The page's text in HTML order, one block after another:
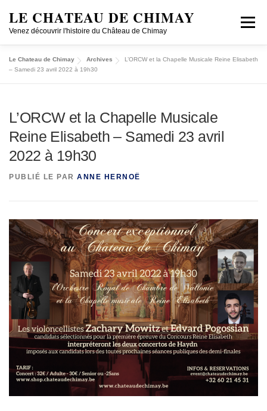
LE CHATEAU DE CHIMAY
Venez découvrir l'histoire du Château de Chimay
Menu
DÉCOUVRIR VISITER EN GROUPE
CONCERTS/CONFÉRENCES HISTOIRE
JOBS SHOP ONLINE
Le Chateau de Chimay Archives
L’ORCW et la Chapelle Musicale Reine Elisabeth
– Samedi 23 avril 2022 à 19h30
L’ORCW et la Chapelle Musicale
Reine Elisabeth – Samedi 23 avril
2022 à 19h30
PUBLIÉ LE PAR ANNE HERNOË